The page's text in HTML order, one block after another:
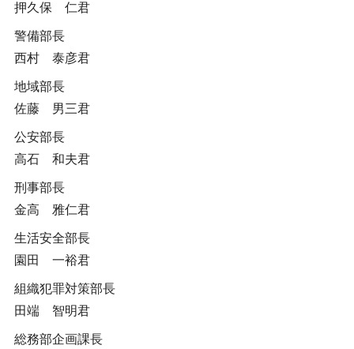
押久保 仁君
警備部長
西村 泰彦君
地域部長
佐藤 男三君
公安部長
高石 和夫君
刑事部長
金高 雅仁君
生活安全部長
園田 一裕君
組織犯罪対策部長
田端 智明君
総務部企画課長